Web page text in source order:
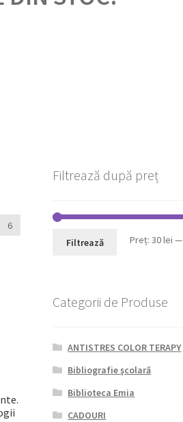
6
Filtrează după preț
Filtrează Preț: 30 lei —
Categorii de Produse
ANTISTRES COLOR TERAPY
Bibliografie şcolară
Biblioteca Emia
CADOURI